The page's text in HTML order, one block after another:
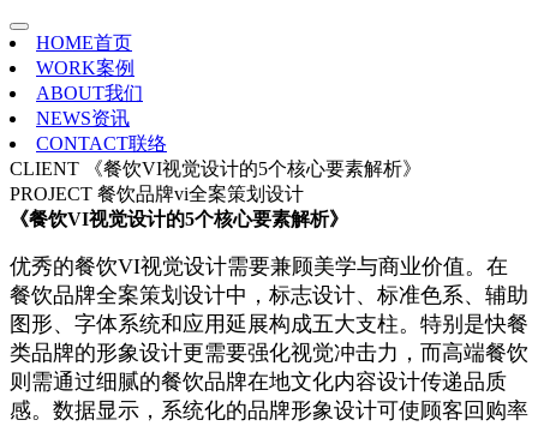
HOME首页
WORK案例
ABOUT我们
NEWS资讯
CONTACT联络
CLIENT
《餐饮VI视觉设计的5个核心要素解析》
PROJECT 餐饮品牌vi全案策划设计
《餐饮VI视觉设计的5个核心要素解析》
优秀的餐饮VI视觉设计需要兼顾美学与商业价值。在
餐饮品牌全案策划设计中，标志设计、标准色系、辅助
图形、字体系统和应用延展构成五大支柱。特别是快餐
类品牌的形象设计更需要强化视觉冲击力，而高端餐饮
则需通过细腻的餐饮品牌在地文化内容设计传递品质
感。数据显示，系统化的品牌形象设计可使顾客回购率